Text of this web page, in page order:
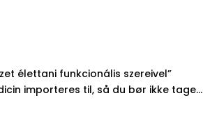
élettani funkcionális szereivel”
importeres til, så du bør ikke tage...